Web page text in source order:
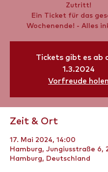
Zutritt!
Ein Ticket für das
Wochenende! - Alles
Tickets gibt es ab
1.3.2024
Vorfreude holen
Zeit & Ort
17. Mai 2024, 14:00
Hamburg, Jungiusstraße 6,
Hamburg, Deutschland